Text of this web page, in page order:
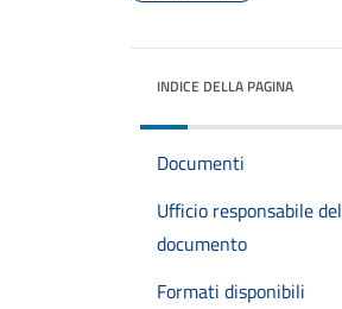
INDICE DELLA PAGINA
Documenti
Ufficio responsabile del
documento
Formati disponibili